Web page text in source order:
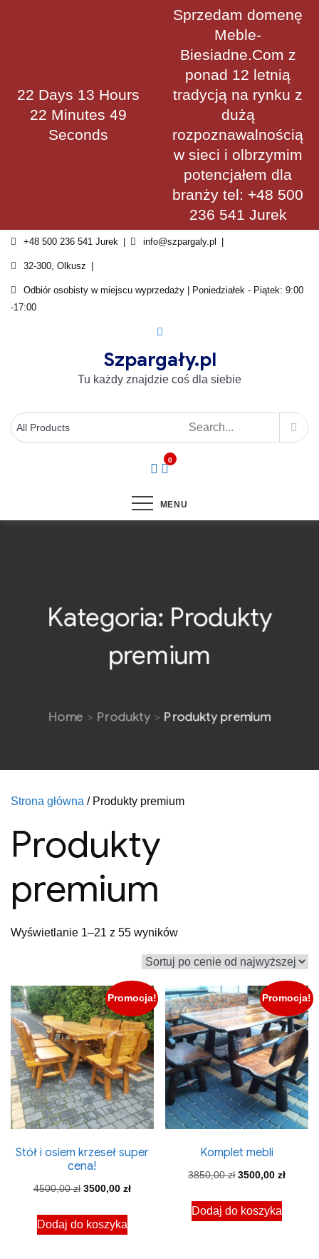
22 Days 13 Hours
22 Minutes 48
Seconds
Sprzedam domenę
Meble-
Biesiadne.Com z
ponad 12 letnią
tradycją na rynku z
dużą
rozpoznawalnością
w sieci i olbrzymim
potencjałem dla
branży tel: +48 500
236 541 Jurek
+48 500 236 541 Jurek info@szpargaly.pl
32-300, Olkusz
Odbiór osobisty w miejscu wyprzedaży | Poniedziałek - Piątek: 9:00
-17:00
Szpargały.pl
Tu każdy znajdzie coś dla siebie
0
MENU
Kategoria: Produkty
premium
Home Produkty Produkty premium
Strona główna / Produkty premium
Produkty
premium
Wyświetlanie 1–21 z 55 wynikówPosortowane
według
ceny:
od
wysokiej
do
niskiej
Promocja!
Stół i osiem krzeseł super
cena!
4500,00zł Pierwotna
wynosiła:
3500,00 złAktualna
Dodaj do koszyka
Promocja!
Komplet mebli
3850,00zł Pierwotna
wynosiła:
3500,00zł
Dodaj do koszyka